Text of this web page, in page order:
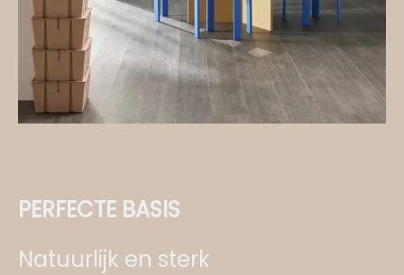
PERFECTE BASIS
Natuurlijk en sterk